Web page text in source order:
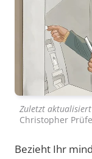
Zuletzt
Christopher
Bezieht Ihr